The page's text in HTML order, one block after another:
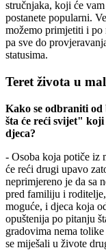
stručnjaka, koji će
postanete popularni.
možemo primjetiti i po
pa sve do
statusima.
Teret života u
Kako se odbraniti od
šta će reći svijet"
djeca?
- Osoba koja potiče iz
će reći drugi upavo
neprimjereno je da sa
pred familiju i
moguće, i djeca koja
opuštenija po pitanju
gradovima nema
se miješali u živote